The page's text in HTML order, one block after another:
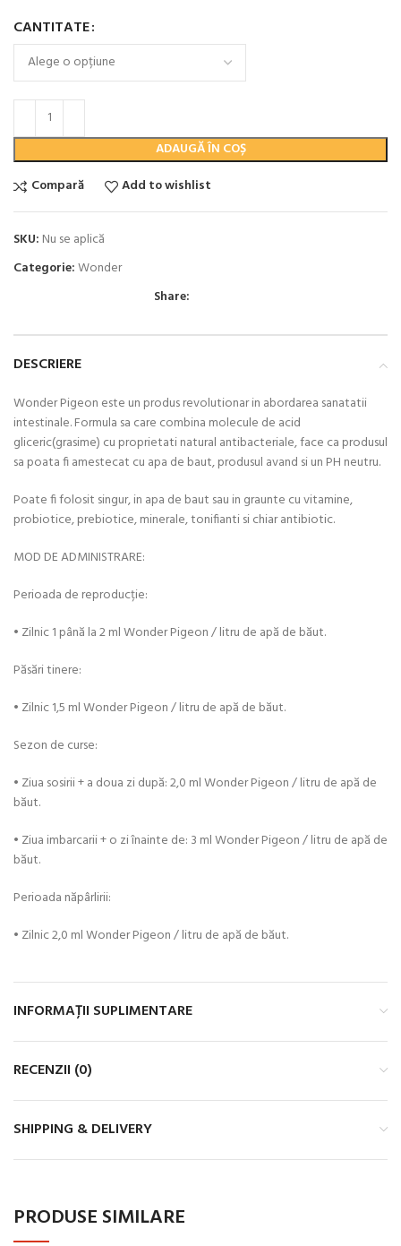
CANTITATE
ADAUGĂ ÎN COȘ
Compară
Add to wishlist
SKU: Nu se aplică
Categorie:Wonder
Share:
DESCRIERE
Wonder Pigeon este un produs revolutionar in abordarea sanatatii
intestinale. Formula sa care combina molecule de acid
gliceric(grasime) cu proprietati natural antibacteriale, face ca produsul
sa poata fi amestecat cu apa de baut, produsul avand si un PH neutru.
Poate fi folosit singur, in apa de baut sau in graunte cu vitamine,
probiotice, prebiotice, minerale, tonifianti si chiar antibiotic.
MOD DE ADMINISTRARE:
Perioada de reproducție:
• Zilnic 1 până la 2 ml Wonder Pigeon / litru de apă de băut.
Păsări tinere:
• Zilnic 1,5 ml Wonder Pigeon / litru de apă de băut.
Sezon de curse:
• Ziua sosirii + a doua zi după: 2,0 ml Wonder Pigeon / litru de apă de
băut.
• Ziua imbarcarii + o zi înainte de: 3 ml Wonder Pigeon / litru de apă de
băut.
Perioada năpârlirii:
• Zilnic 2,0 ml Wonder Pigeon / litru de apă de băut.
INFORMAȚII SUPLIMENTARE
RECENZII (0)
SHIPPING & DELIVERY
PRODUSE SIMILARE